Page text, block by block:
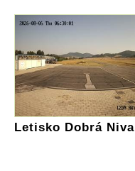
Letisko Dobrá Niva